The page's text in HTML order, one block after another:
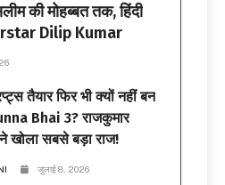
की मोहब्बत तक, हिंदी
Dilip Kumar
तैयार फिर भी क्यों नहीं बन
Bhai 3? राजकुमार
ने खोला सबसे बड़ा राज!
जुलाई 8, 2026